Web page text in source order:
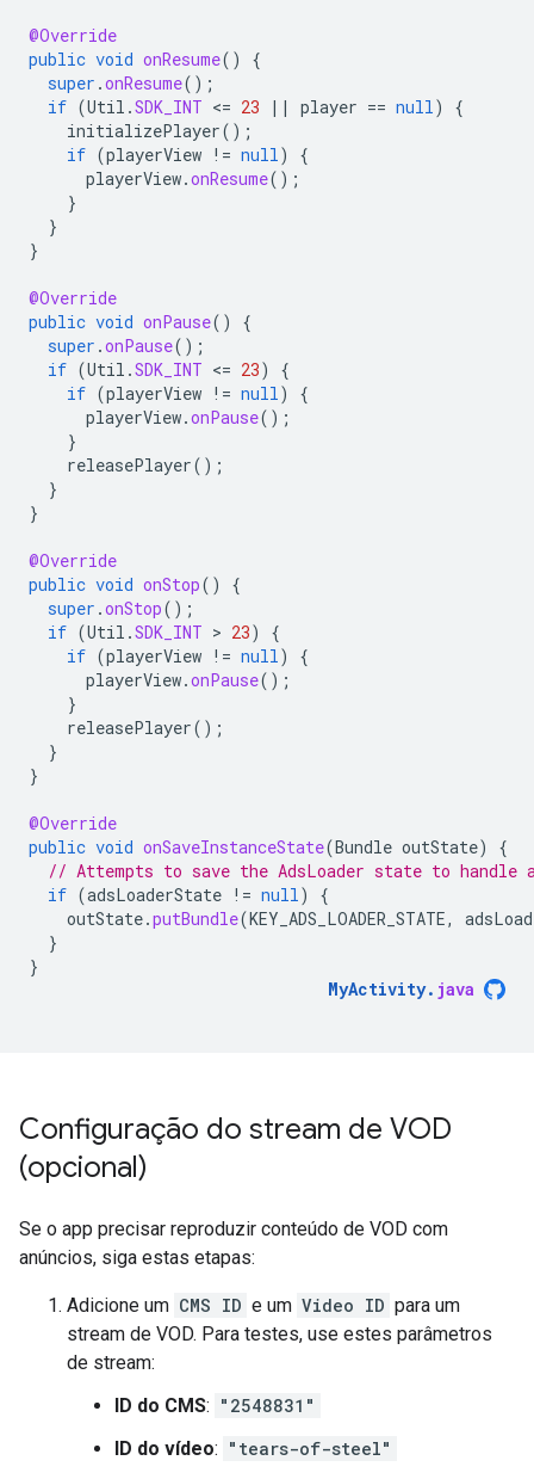
@Override
public void onResume()
{
super .onResume();
if (Util .SDK_INT <= 23 || player == null)
{
initializePlayer();
if (playerView != null)
{
playerView.onResume();
}
}
}
@Override
public void onPause()
{
super .onPause();
if (Util .SDK_INT <= 23)
{
if (playerView != null)
{
playerView.onPause();
}
releasePlayer();
}
}
@Override
public void onStop()
{
super .onStop();
if (Util .SDK_INT > 23)
{
if (playerView != null)
{
playerView.onPause();
}
releasePlayer();
}
}
@Override
public void onSaveInstanceState(Bundle outState)
{
// Attempts to save the AdsLoader state to handle
if (adsLoaderState != null)
{
outState.putBundle(KEY_ADS_LOADER_STATE,
}
}
MyActivity. java
Configuração do stream de VOD
(opcional)
Se o app precisar reproduzir conteúdo de VOD com
anúncios, siga estas etapas:
Adicione um CMS ID e um Video ID para um
stream de VOD. Para testes, use estes parâmetros
de stream:
ID do CMS: "2548831"
ID do vídeo: "tears-of-steel"